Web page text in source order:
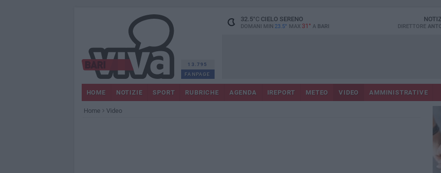
13.795
FANPAGE
32.5°CCIELO SERENO
DOMANI MIN 23.5° MAX 31° A BARI DIRETTORE
HOME NOTIZIE SPORT RUBRICHE AGENDA IREPORT METEO VIDEO AMMINISTRATIVE
Home Video